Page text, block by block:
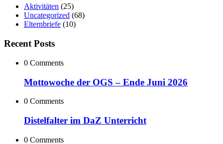
Aktivitäten (25)
Uncategorized (68)
Elternbriefe (10)
Recent Posts
0 Comments
Mottowoche der OGS – Ende Juni 2026
0 Comments
Distelfalter im DaZ Unterricht
0 Comments